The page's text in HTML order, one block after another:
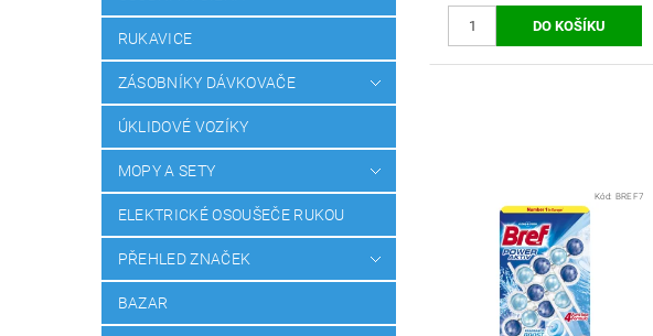
RUKAVICE
ZÁSOBNÍKY DÁVKOVAČE
ÚKLIDOVÉ VOZÍKY
MOPY A SETY
ELEKTRICKÉ OSOUŠEČE RUKOU
PŘEHLED ZNAČEK
BAZAR
Kód: BREF7